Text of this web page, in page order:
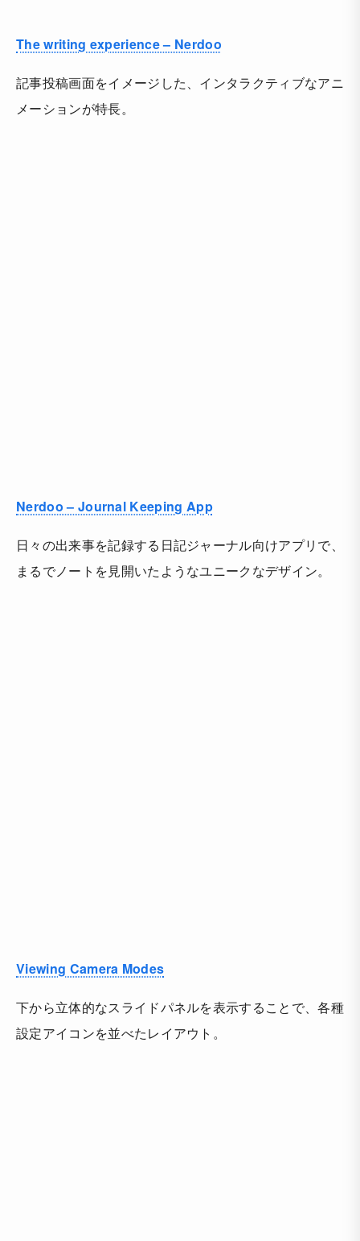
The writing experience – Nerdoo
記事投稿画面をイメージした、インタラクティブなアニ
メーションが特長。
Nerdoo – Journal Keeping App
日々の出来事を記録する日記ジャーナル向けアプリで、
まるでノートを見開いたようなユニークなデザイン。
Viewing Camera Modes
下から立体的なスライドパネルを表示することで、各種
設定アイコンを並べたレイアウト。